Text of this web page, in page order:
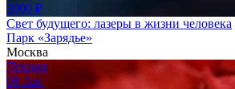
3000 ₽
Свет будущего: лазеры в жизни человека
Парк «Зарядье»
Москва
Лекция
08 Авг